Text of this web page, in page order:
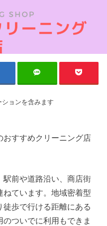
ョンを含みます
おすすめクリーニング店
駅前や道路沿い、商店街
ています。地域密着型
歩で行ける距離にある
ついでに利用もできま